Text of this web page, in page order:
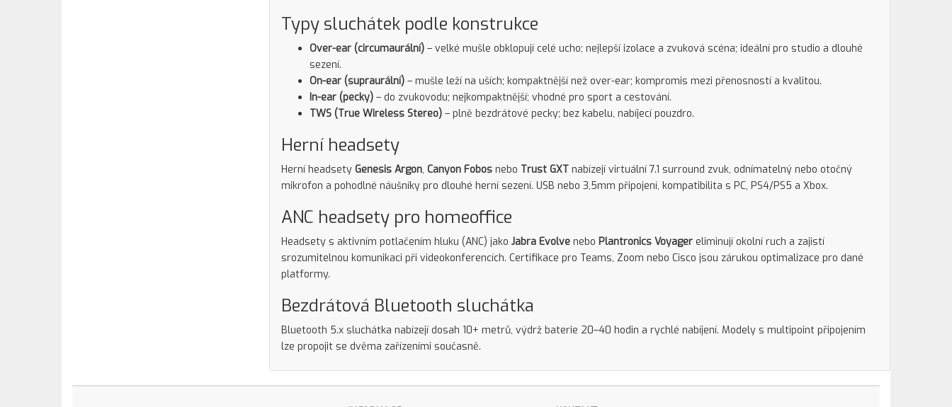
Typy sluchátek podle konstrukce
Over-ear (circumaurální)– velké mušle obklopují celé ucho; nejlepší izolace a zvuková scéna; ideální pro studio a dlouhé
sezení.
On-ear (supraurální)– mušle leží na uších; kompaktnější než over-ear; kompromis mezi přenosností a kvalitou.
In-ear (pecky)– do zvukovodu; nejkompaktnější; vhodné pro sport a cestování.
TWS (True Wireless Stereo)– plně bezdrátové pecky; bez kabelu, nabíjecí pouzdro.
Herní headsety
Herní headsety Genesis Argon, Canyon Fobosnebo Trust GXTnabízejí virtuální 7.1 surround zvuk, odnímatelný nebo otočný
mikrofon a pohodlné náušníky pro dlouhé herní sezení. USB nebo 3,5mm připojení, kompatibilita s PC, PS4/PS5 a Xbox.
ANC headsety pro homeoffice
Headsety s aktivním potlačením hluku (ANC) jako Jabra Evolvenebo Plantronics Voyagereliminují okolní ruch a zajistí
srozumitelnou komunikaci při videokonferencích. Certifikace pro Teams, Zoom nebo Cisco jsou zárukou optimalizace pro dané
platformy.
Bezdrátová Bluetooth sluchátka
Bluetooth 5.x sluchátka nabízejí dosah 10+ metrů, výdrž baterie 20–40 hodin a rychlé nabíjení. Modely s multipoint připojením
lze propojit se dvěma zařízeními současně.